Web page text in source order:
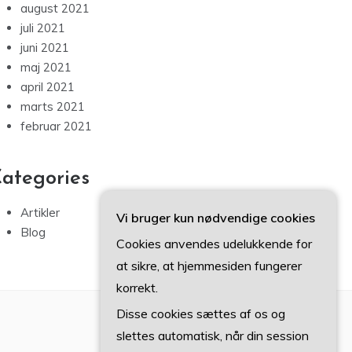
august 2021
juli 2021
juni 2021
maj 2021
april 2021
marts 2021
februar 2021
Artikler
Blog
Vi bruger kun nødvendige cookies
Cookies anvendes udelukkende for
at sikre, at hjemmesiden fungerer
korrekt.
Disse cookies sættes af os og
slettes automatisk, når din session